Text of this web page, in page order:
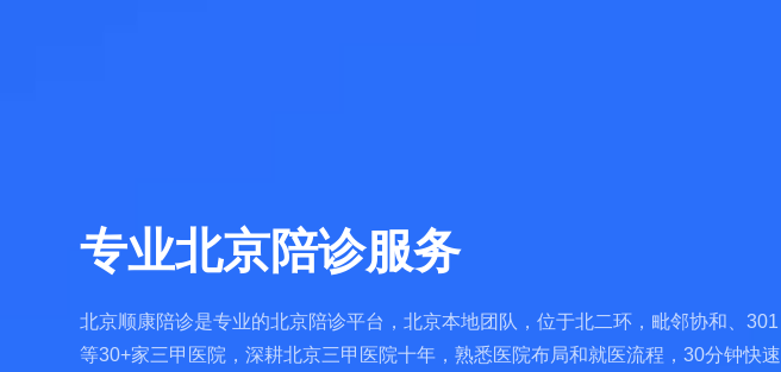
专业北京陪诊服务
北京顺康陪诊是专业的北京陪诊平台，北京本地团队，位于北二环，毗邻协和、301
等30+家三甲医院，深耕北京三甲医院十年，熟悉医院布局和就医流程，30分钟快速